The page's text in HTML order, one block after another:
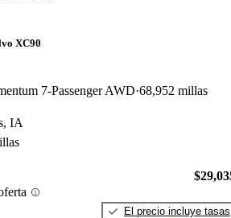
XC90
7-Passenger AWD 68,952 millas
IA
El precio incluye tasas